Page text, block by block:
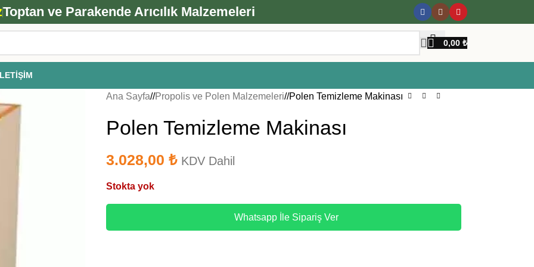
ANA ARI SİPARİŞİ İÇİN TIKLAYIN
Toptan ve Parakende Arıcılık Malzemeleri
0,00 ₺
Ana Sayfa/ Propolis ve Polen Malzemeleri/ Polen Temizleme Makinası
Polen Temizleme Makinası
3.028,00 ₺ KDV Dahil
Stokta yok
Whatsapp İle Sipariş Ver